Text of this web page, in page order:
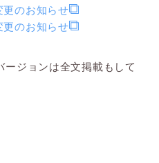
更のお知らせ
更のお知らせ
ジョンは全文掲載もして